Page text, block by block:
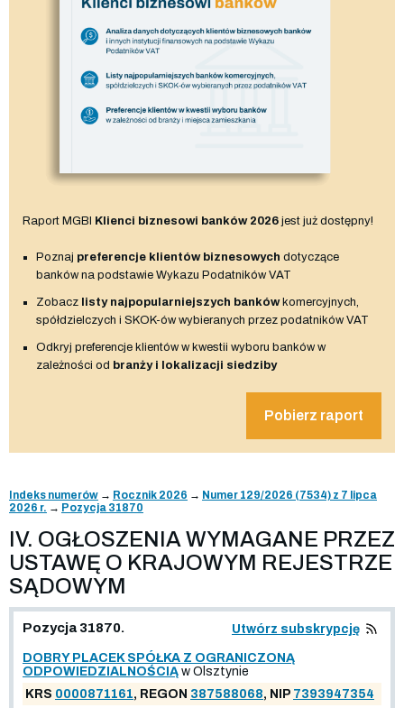
Raport MGBI Klienci biznesowi banków 2026 jest już dostępny!
Poznaj preferencje klientów biznesowych dotyczące
banków na podstawie Wykazu Podatników VAT
Zobacz listy najpopularniejszych bankówkomercyjnych,
spółdzielczych i SKOK-ów wybieranych przez podatników VAT
Odkryj preferencje klientów w kwestii wyboru banków w
zależności od branży i lokalizacji siedziby
Pobierz raport
Indeks numerów → Rocznik 2026 → Numer 129/2026 (7534) z 7 lipca
2026 r. → Pozycja 31870
IV. OGŁOSZENIA WYMAGANE PRZEZ
USTAWĘ O KRAJOWYM REJESTRZE
SĄDOWYM
Pozycja 31870. Utwórz subskrypcję
DOBRY PLACEK SPÓŁKA Z OGRANICZONĄ
ODPOWIEDZIALNOŚCIĄ w Olsztynie
KRS 0000871161, REGON 387588068, NIP 7393947354